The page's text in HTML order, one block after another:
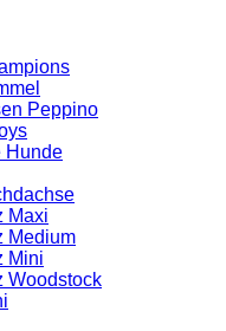
Peppino
Hunde
Maxi
Medium
Mini
Woodstock